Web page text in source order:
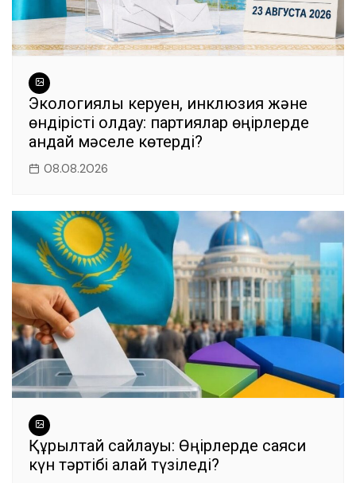
Экологиялық керуен, инклюзия және
өндірісті қолдау: партиялар өңірлерде
қандай мәселе көтерді?
08.08.2026
Құрылтай сайлауы: Өңірлерде саяси
күн тәртібі қалай түзіледі?